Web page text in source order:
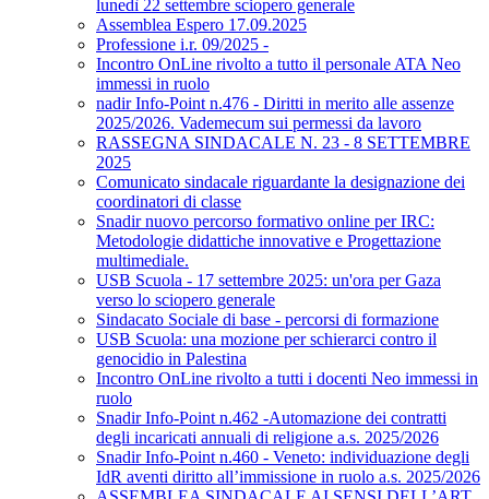
lunedì 22 settembre sciopero generale
Assemblea Espero 17.09.2025
Professione i.r. 09/2025 -
Incontro OnLine rivolto a tutto il personale ATA Neo
immessi in ruolo
nadir Info-Point n.476 - Diritti in merito alle assenze
2025/2026. Vademecum sui permessi da lavoro
RASSEGNA SINDACALE N. 23 - 8 SETTEMBRE
2025
Comunicato sindacale riguardante la designazione dei
coordinatori di classe
Snadir nuovo percorso formativo online per IRC:
Metodologie didattiche innovative e Progettazione
multimediale.
USB Scuola - 17 settembre 2025: un'ora per Gaza
verso lo sciopero generale
Sindacato Sociale di base - percorsi di formazione
USB Scuola: una mozione per schierarci contro il
genocidio in Palestina
Incontro OnLine rivolto a tutti i docenti Neo immessi in
ruolo
Snadir Info-Point n.462 -Automazione dei contratti
degli incaricati annuali di religione a.s. 2025/2026
Snadir Info-Point n.460 - Veneto: individuazione degli
IdR aventi diritto all’immissione in ruolo a.s. 2025/2026